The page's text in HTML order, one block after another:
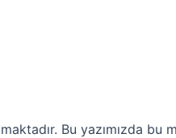
Bu yazımızda bu